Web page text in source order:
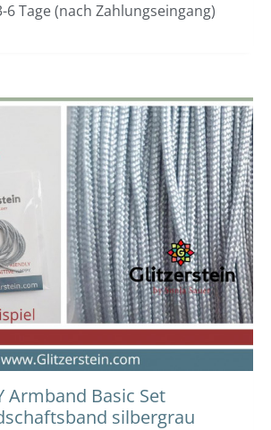
6 Tage (nach Zahlungseingang)
Armband Basic Set
silbergrau
Dieses
Produkt
weist
mehrere
Varianten
auf.
Die
Optionen
können
auf
der
Preisspanne:
3,00 €
bis
3,40 €